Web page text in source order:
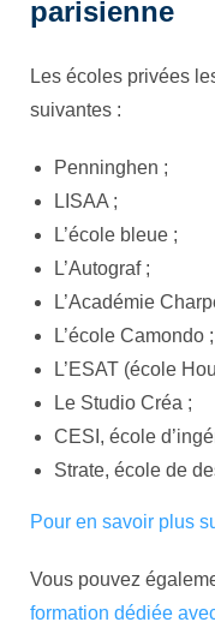
parisienne
Les écoles privées
suivantes :
Penninghen ;
LISAA ;
L’école bleue ;
L’Autograf ;
L’Académie
L’école Camondo ;
L’ESAT (école
Le Studio Créa ;
CESI, école
Strate, école de
Pour en savoir plus
Vous pouvez
formation dédiée